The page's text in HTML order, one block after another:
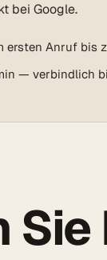
bei Google.
ersten Anruf bis
— verbindlich